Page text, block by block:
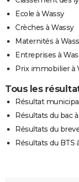
Ecole à Wassy
Crèches à Wassy
Maternités à
Entreprises à
Prix immobilier à
Tous les
Résultat
Résultats du bac
Résultats du
Résultats du BTS